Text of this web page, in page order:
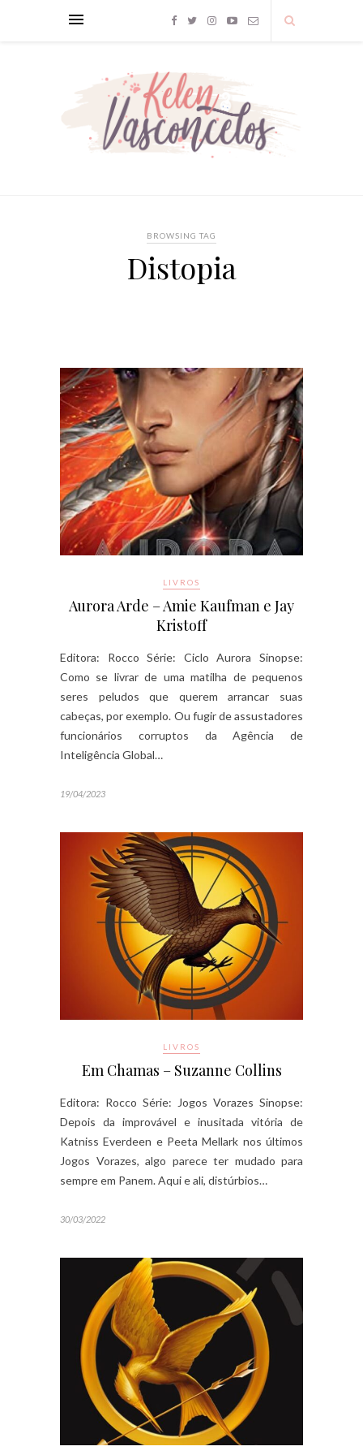
BROWSING TAG
Distopia
LIVROS
Aurora Arde – Amie Kaufman e Jay
Kristoff
Editora: Rocco Série: Ciclo Aurora Sinopse:
Como se livrar de uma matilha de pequenos
seres peludos que querem arrancar suas
cabeças, por exemplo. Ou fugir de assustadores
funcionários corruptos da Agência de
Inteligência Global…
19/04/2023
LIVROS
Em Chamas – Suzanne Collins
Editora: Rocco Série: Jogos Vorazes Sinopse:
Depois da improvável e inusitada vitória de
Katniss Everdeen e Peeta Mellark nos últimos
Jogos Vorazes, algo parece ter mudado para
sempre em Panem. Aqui e ali, distúrbios…
30/03/2022